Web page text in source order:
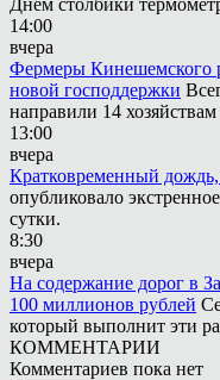
14:00
вчера
Фермеры Кинешемского
новой господдержки
направили 14
13:00
вчера
Кратковременный дождь,
опубликовало
сутки.
8:30
вчера
На содержание дорог в
100 миллионов рублей
который выполнит эти
КОММЕНТАРИИ
Комментариев пока нет